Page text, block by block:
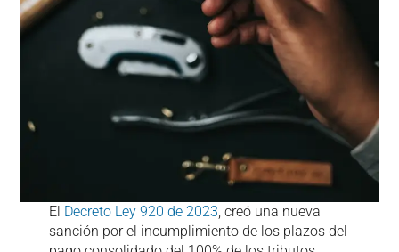
El Decreto Ley 920 de 2023, creó una nueva
sanción por el incumplimiento de los plazos del